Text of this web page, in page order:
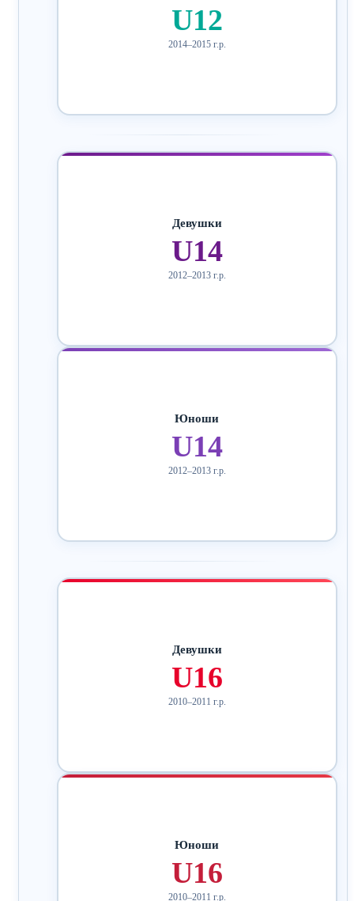
U12
2014–2015 г.р.
Девушки
U14
2012–2013 г.р.
Юноши
U14
2012–2013 г.р.
Девушки
U16
2010–2011 г.р.
Юноши
U16
2010–2011 г.р.